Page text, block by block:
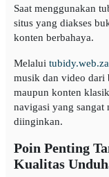
Saat menggunakan
situs yang diakses
konten berbahaya.
Melalui tubidy.web.za
musik dan video dari
maupun konten
navigasi yang sangat
diinginkan.
Poin Penting
Kualitas